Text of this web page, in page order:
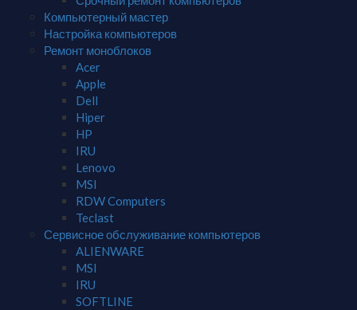
Компьютерный мастер
Настройка компьютеров
Ремонт моноблоков
Acer
Apple
Dell
Hiper
HP
IRU
Lenovo
MSI
RDW Computers
Teclast
Сервисное обслуживание компьютеров
ALIENWARE
MSI
IRU
SOFTLINE